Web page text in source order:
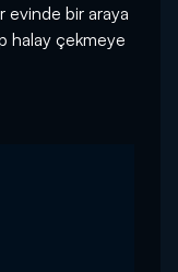
evinde bir araya
halay çekmeye